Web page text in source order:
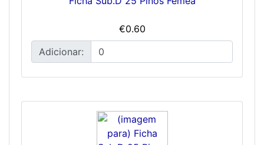
€0.60
Adicionar: